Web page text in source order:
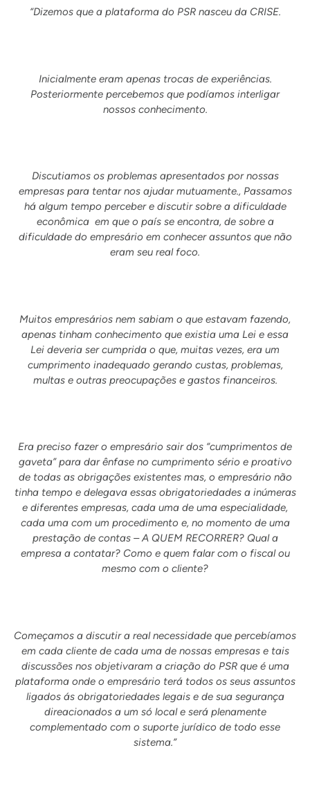
“Dizemos que a plataforma do PSR nasceu da CRISE.
Inicialmente eram apenas trocas de experiências.
Posteriormente percebemos que podíamos interligar
nossos conhecimento.
Discutiamos os problemas apresentados por nossas
empresas para tentar nos ajudar mutuamente., Passamos
há algum tempo perceber e discutir sobre a dificuldade
econômica em que o país se encontra, de sobre a
dificuldade do empresário em conhecer assuntos que não
eram seu real foco.
Muitos empresários nem sabiam o que estavam fazendo,
apenas tinham conhecimento que existia uma Lei e essa
Lei deveria ser cumprida o que, muitas vezes, era um
cumprimento inadequado gerando custas, problemas,
multas e outras preocupações e gastos financeiros.
Era preciso fazer o empresário sair dos “cumprimentos de
gaveta” para dar ênfase no cumprimento sério e proativo
de todas as obrigações existentes mas, o empresário não
tinha tempo e delegava essas obrigatoriedades a inúmeras
e diferentes empresas, cada uma de uma especialidade,
cada uma com um procedimento e, no momento de uma
prestação de contas – A QUEM RECORRER? Qual a
empresa a contatar? Como e quem falar com o fiscal ou
mesmo com o cliente?
Começamos a discutir a real necessidade que percebíamos
em cada cliente de cada uma de nossas empresas e tais
discussões nos objetivaram a criação do PSR que é uma
plataforma onde o empresário terá todos os seus assuntos
ligados ás obrigatoriedades legais e de sua segurança
direacionados a um só local e será plenamente
complementado com o suporte jurídico de todo esse
sistema.”